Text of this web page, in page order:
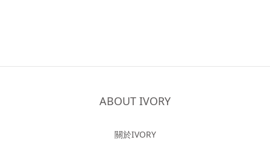
ABOUT IVORY
關於IVORY